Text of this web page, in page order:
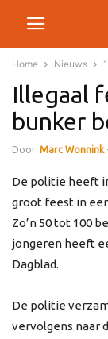
Home Nieuws
Illegaal
bunker
Door Marc Wonnink
De politie heeft
groot feest in
Zo’n 50 tot 100
jongeren heeft
Dagblad.
De politie
vervolgens naar